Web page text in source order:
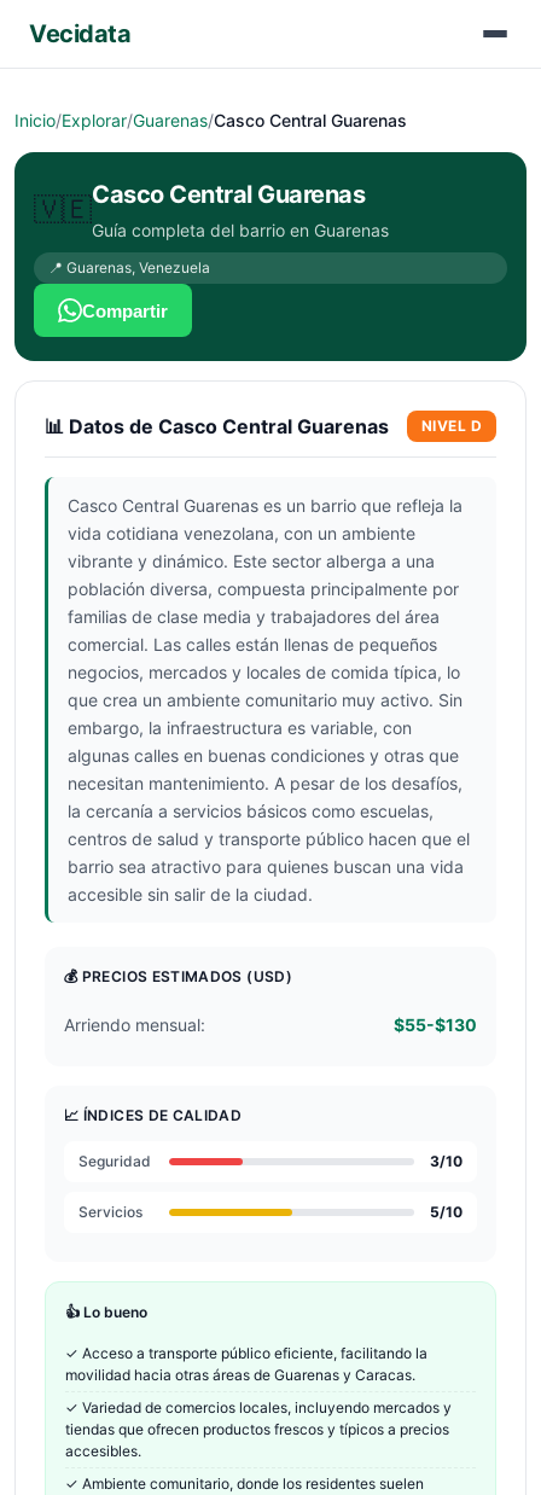
Vecidata
Inicio/Explorar/Guarenas/Casco Central Guarenas
🇻🇪Casco Central Guarenas
Guía completa del barrio en Guarenas
📍 Guarenas, Venezuela
Compartir
📊 Datos de Casco Central Guarenas NIVEL D
Casco Central Guarenas es un barrio que refleja la
vida cotidiana venezolana, con un ambiente
vibrante y dinámico. Este sector alberga a una
población diversa, compuesta principalmente por
familias de clase media y trabajadores del área
comercial. Las calles están llenas de pequeños
negocios, mercados y locales de comida típica, lo
que crea un ambiente comunitario muy activo. Sin
embargo, la infraestructura es variable, con
algunas calles en buenas condiciones y otras que
necesitan mantenimiento. A pesar de los desafíos,
la cercanía a servicios básicos como escuelas,
centros de salud y transporte público hacen que el
barrio sea atractivo para quienes buscan una vida
accesible sin salir de la ciudad.
💰 PRECIOS ESTIMADOS (USD)
Arriendo mensual: $55-$130
📈 ÍNDICES DE CALIDAD
Seguridad 3/10
Servicios 5/10
👍 Lo bueno
✓ Acceso a transporte público eficiente, facilitando la
movilidad hacia otras áreas de Guarenas y Caracas.
✓ Variedad de comercios locales, incluyendo mercados y
tiendas que ofrecen productos frescos y típicos a precios
accesibles.
✓ Ambiente comunitario, donde los residentes suelen